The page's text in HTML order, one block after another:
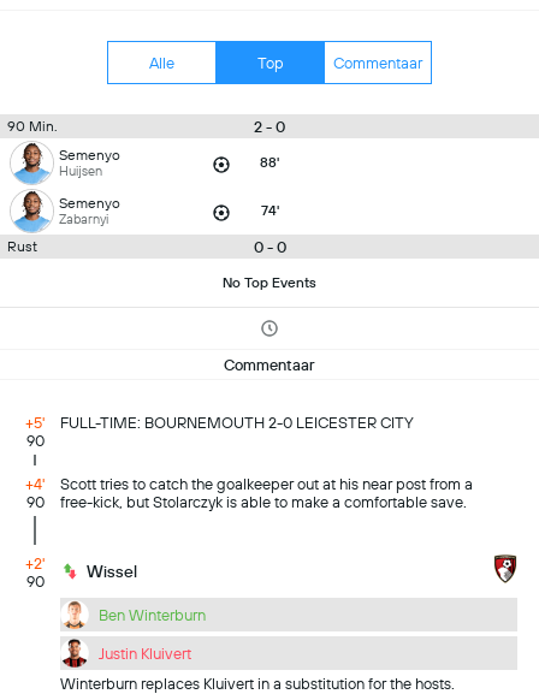
Alle Top Commentaar
90 Min. 2 - 0
Semenyo
Huijsen 88'
Semenyo
Zabarnyi 74'
Rust 0 - 0
No Top Events
Commentaar
+5'
90
FULL-TIME: BOURNEMOUTH 2-0 LEICESTER CITY
+4'
90
Scott tries to catch the goalkeeper out at his near post from a
free-kick, but Stolarczyk is able to make a comfortable save.
+2'
90
Wissel
Ben Winterburn
Justin Kluivert
Winterburn replaces Kluivert in a substitution for the hosts.